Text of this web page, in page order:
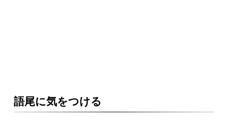
語尾に気をつける